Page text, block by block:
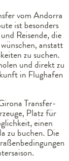
vom Andorra
ist besonders
Reisende, die
anstatt
zu suchen.
und direkt zu
in Flughafen
Transfer-
Platz für
einen
zu buchen. Die